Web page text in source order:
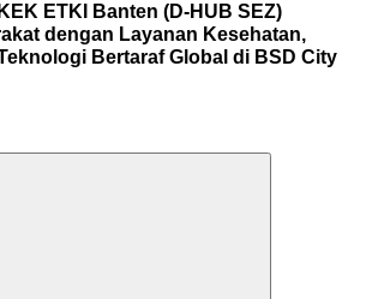
ETKI Banten (D-HUB SEZ)
dengan Layanan Kesehatan,
Bertaraf Global di BSD City